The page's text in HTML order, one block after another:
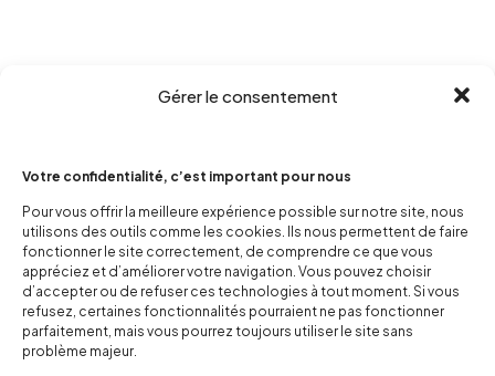
Gérer le consentement
Votre confidentialité, c’est important pour nous
Pour vous offrir la meilleure expérience possible sur notre site, nous
utilisons des outils comme les cookies. Ils nous permettent de faire
fonctionner le site correctement, de comprendre ce que vous
appréciez et d’améliorer votre navigation. Vous pouvez choisir
d’accepter ou de refuser ces technologies à tout moment. Si vous
refusez, certaines fonctionnalités pourraient ne pas fonctionner
parfaitement, mais vous pourrez toujours utiliser le site sans
problème majeur.
contact@popnbaby.com
+33 01 64 62 14 89
Follow us